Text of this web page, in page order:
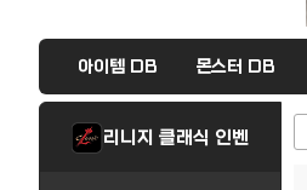
아이템 DB 몬스터 DB
리니지 클래식 인벤